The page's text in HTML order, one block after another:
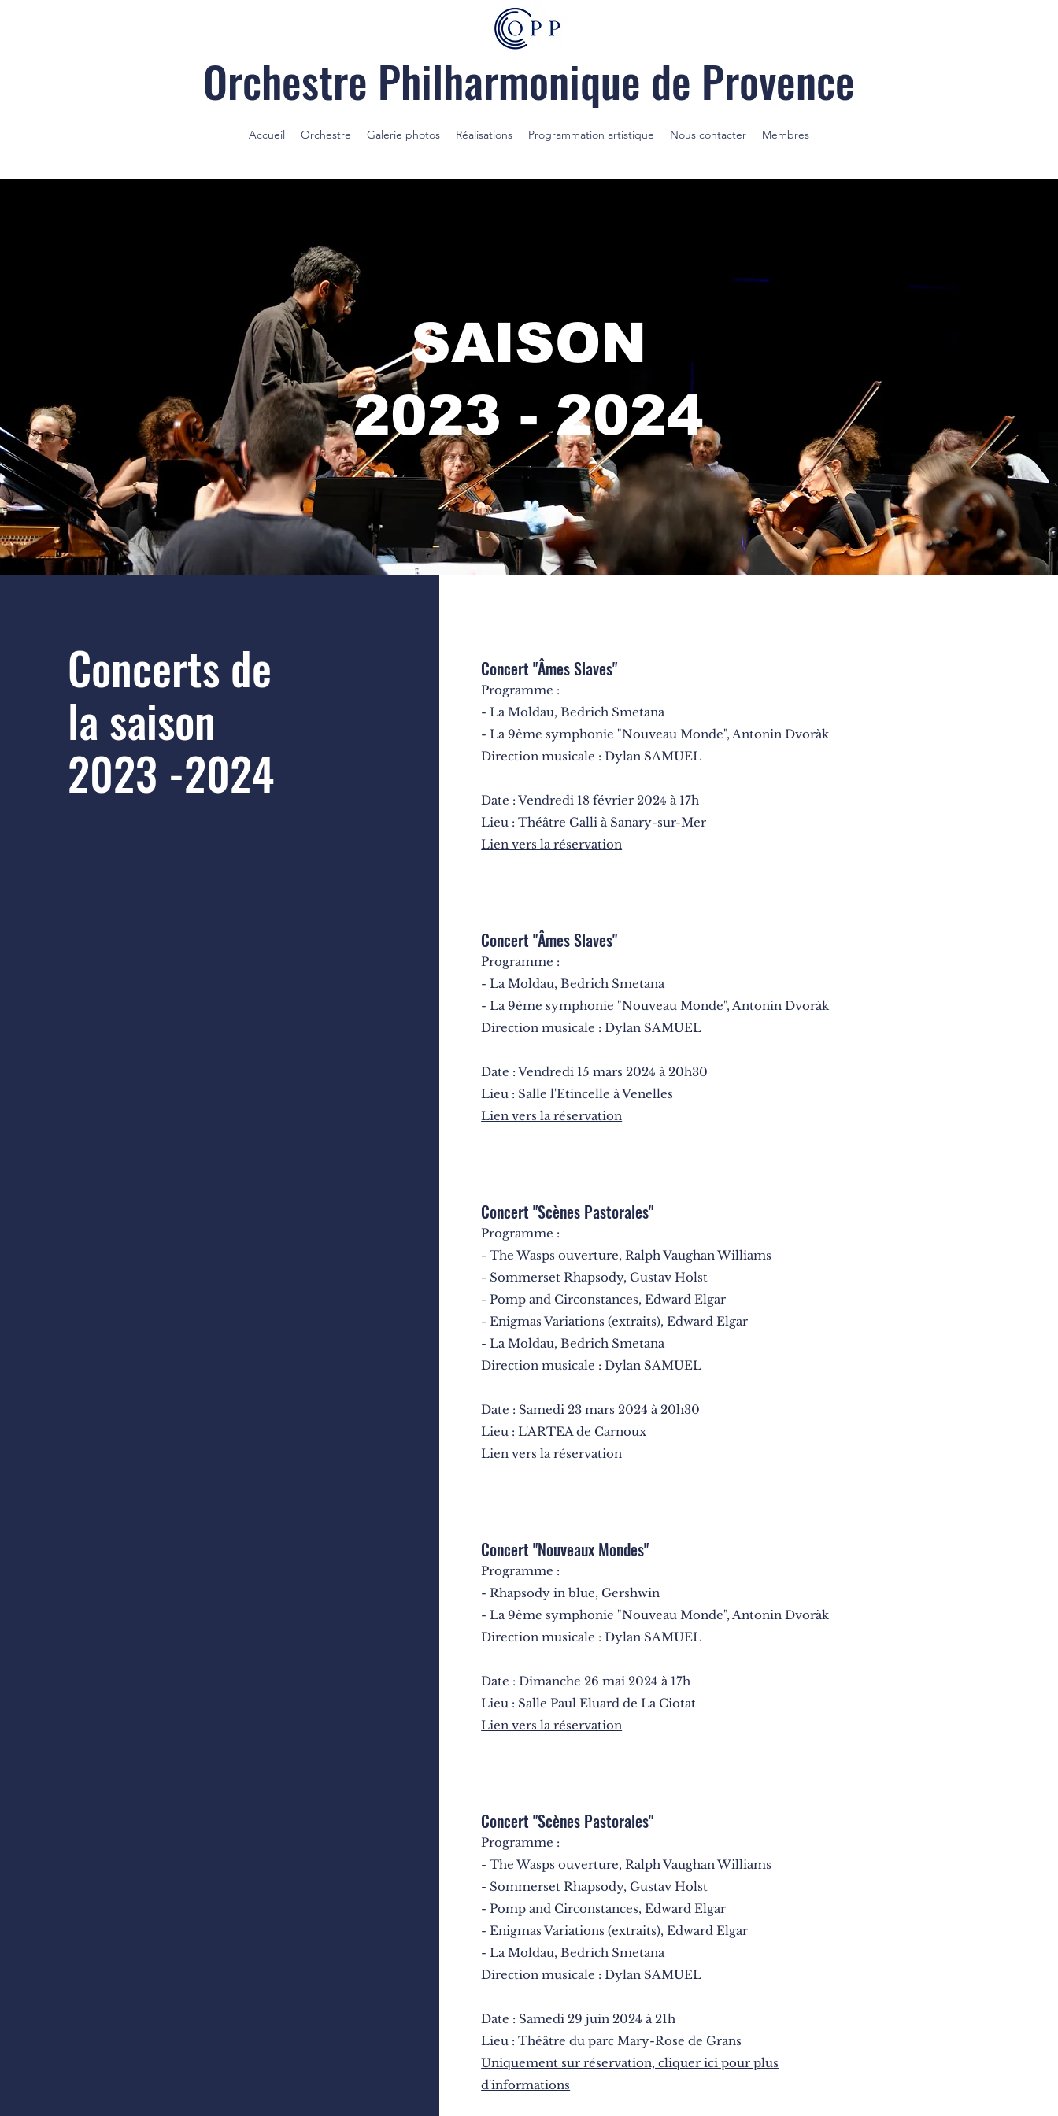
Orchestre Philharmonique de Provence
Accueil Orchestre Galerie photos Réalisations Programmation artistique Nous contacter Membres
SAISON
2023 - 2024
Concerts de
la saison
2023 -2024
Concert "Âmes Slaves"
Programme :
- La Moldau, Bedrich Smetana
- La 9ème symphonie "Nouveau Monde", Antonin Dvoràk
Direction musicale : Dylan SAMUEL
Date : Vendredi 18 février 2024 à 17h
Lieu : Théâtre Galli à Sanary-sur-Mer
Lien vers la réservation
Concert "Âmes Slaves"
Programme :
- La Moldau, Bedrich Smetana
- La 9ème symphonie "Nouveau Monde", Antonin Dvoràk
Direction musicale : Dylan SAMUEL
Date : Vendredi 15 mars 2024 à 20h30
Lieu : Salle l'Etincelle à Venelles
Lien vers la réservation
Concert "Scènes Pastorales"
Programme :
- The Wasps ouverture, Ralph Vaughan Williams
- Sommerset Rhapsody, Gustav Holst
- Pomp and Circonstances, Edward Elgar
- Enigmas Variations (extraits), Edward Elgar
- La Moldau, Bedrich Smetana
Direction musicale : Dylan SAMUEL
Date : Samedi 23 mars 2024 à 20h30
Lieu : L'ARTEA de Carnoux
Lien vers la réservation
Concert "Nouveaux Mondes"
Programme :
- Rhapsody in blue, Gershwin
-La 9ème symphonie "Nouveau Monde", Antonin Dvoràk
Direction musicale : Dylan SAMUEL
Date : Dimanche 26 mai 2024 à 17h
Lieu : Salle Paul Eluard de La Ciotat
Lien vers la réservation
Concert "Scènes Pastorales"
Programme :
- The Wasps ouverture, Ralph Vaughan Williams
- Sommerset Rhapsody, Gustav Holst
- Pomp and Circonstances, Edward Elgar
- Enigmas Variations (extraits), Edward Elgar
- La Moldau, Bedrich Smetana
Direction musicale : Dylan SAMUEL
Date : Samedi 29 juin 2024 à 21h
Lieu : Théâtre du parc Mary-Rose de Grans
Uniquement sur réservation, cliquer ici pour plus
d'informations